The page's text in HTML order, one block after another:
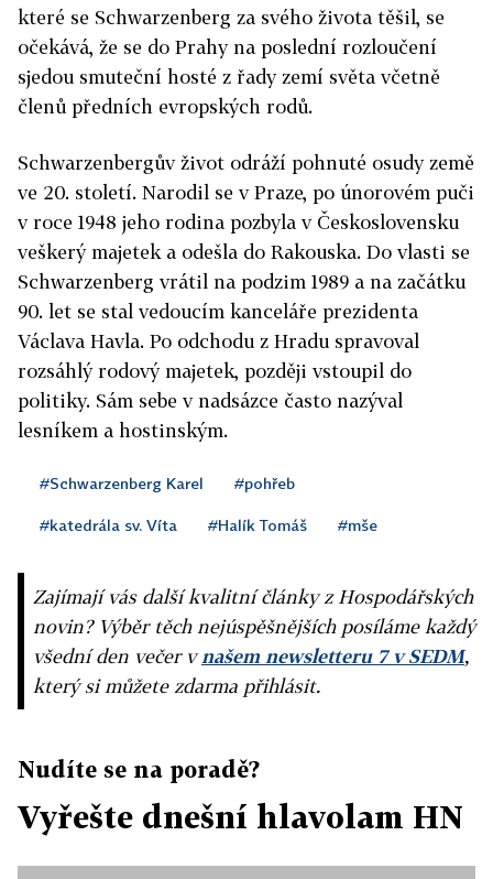
které se Schwarzenberg za svého života těšil, se
očekává, že se do Prahy na poslední rozloučení
sjedou smuteční hosté z řady zemí světa včetně
členů předních evropských rodů.
Schwarzenbergův život odráží pohnuté osudy země
ve 20. století. Narodil se v Praze, po únorovém puči
v roce 1948 jeho rodina pozbyla v Československu
veškerý majetek a odešla do Rakouska. Do vlasti se
Schwarzenberg vrátil na podzim 1989 a na začátku
90. let se stal vedoucím kanceláře prezidenta
Václava Havla. Po odchodu z Hradu spravoval
rozsáhlý rodový majetek, později vstoupil do
politiky. Sám sebe v nadsázce často nazýval
lesníkem a hostinským.
#Schwarzenberg Karel #pohřeb
#katedrála sv. Víta #Halík Tomáš #mše
Zajímají vás další kvalitní články z Hospodářských
novin? Výběr těch nejúspěšnějších posíláme každý
všední den večer vnašem newsletteru 7 v SEDM,
který si můžete zdarma přihlásit.
Nudíte se na poradě?
Vyřešte dnešní hlavolam HN